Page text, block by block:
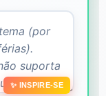
✨ INSPIRE-SE